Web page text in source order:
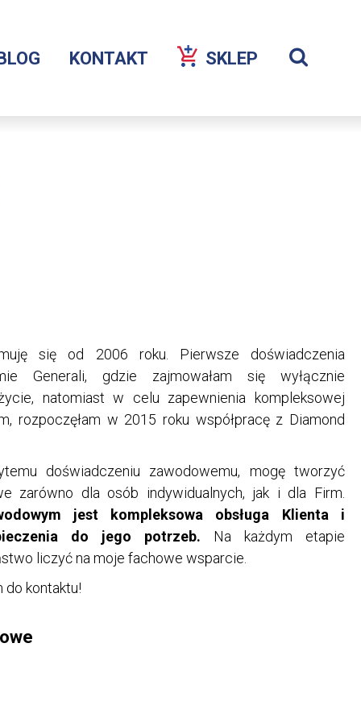
KONTAKT SKLEP
OTWORZY
NOWEJ
Wyświetl
się od 2006 roku. Pierwsze doświadczenia
Generali, gdzie zajmowałam się wyłącznie
natomiast w celu zapewnienia kompleksowej
rozpoczęłam w 2015 roku współpracę z Diamond
doświadczeniu zawodowemu, mogę tworzyć
zarówno dla osób indywidualnych, jak i dla Firm.
jest kompleksowa obsługa Klienta i
do jego potrzeb. Na każdym etapie
liczyć na moje fachowe wsparcie.
do kontaktu!